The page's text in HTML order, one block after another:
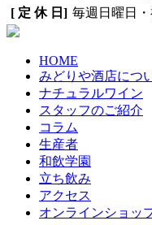
[ 定 休 日] 毎週日曜日
HOME
みどりや酒店につ
ナチュラルワイン
スタッフのご紹介
コラム
生産者
和飲学園
立ち飲み
アクセス
オンラインショッ